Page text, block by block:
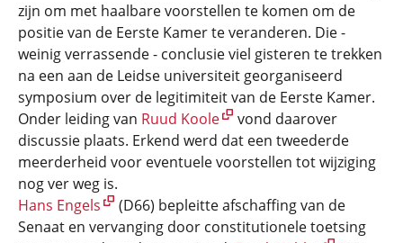
zijn om met haalbare voorstellen te komen om de
positie van de Eerste Kamer te veranderen. Die -
weinig verrassende - conclusie viel gisteren te trekken
na een aan de Leidse universiteit georganiseerd
symposium over de legitimiteit van de Eerste Kamer.
Onder leiding van Ruud Koole
vond daarover
discussie plaats. Erkend werd dat een tweederde
meerderheid voor eventuele voorstellen tot wijziging
nog ver weg is.
Hans Engels
(D66) bepleitte afschaffing van de
Senaat en vervanging door constitutionele toetsing